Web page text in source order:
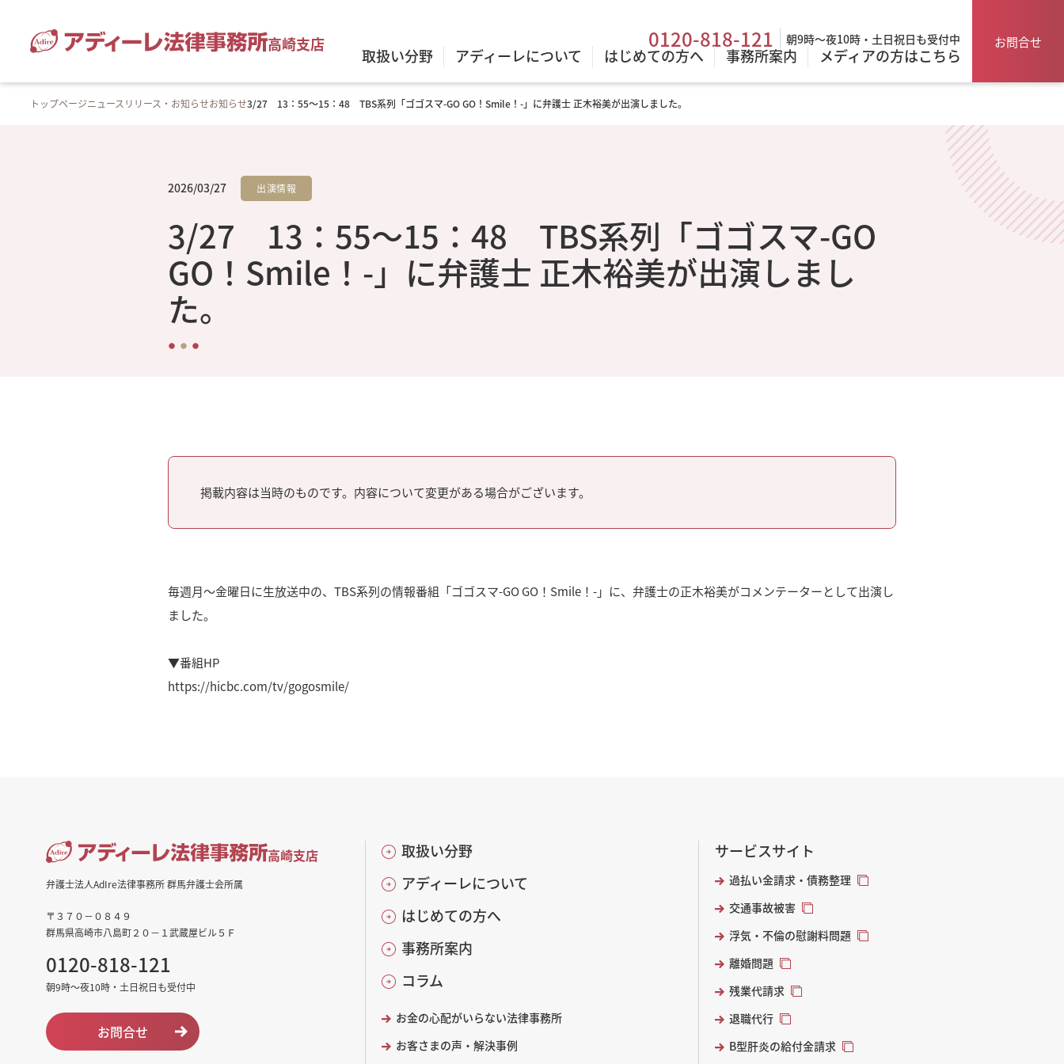
高崎支店 0120-818-121 朝9時～夜10時・土日祝日も受付中
取扱い分野 アディーレについて はじめての方へ 事務所案内 メディアの方はこちら
お問合せ
トップページニュースリリース・お知らせお知らせ3/27 13：55～15：48 TBS系列「ゴゴスマ-GO GO！Smile！-」に弁護士 正木裕美が出演しました。
2026/03/27 出演情報
3/27 13：55～15：48 TBS系列「ゴゴスマ-GO
GO！Smile！-」に弁護士 正木裕美が出演しまし
た。
掲載内容は当時のものです。内容について変更がある場合がございます。
毎週月～金曜日に生放送中の、TBS系列の情報番組「ゴゴスマ-GO GO！Smile！-」に、弁護士の正木裕美がコメンテーターとして出演し
ました。
▼番組HP
https://hicbc.com/tv/gogosmile/
高崎支店
弁護士法人AdIre法律事務所 群馬弁護士会所属
〒３７０－０８４９
群馬県高崎市八島町２０－１武蔵屋ビル５Ｆ
0120-818-121
朝9時～夜10時・土日祝日も受付中
お問合せ
取扱い分野
アディーレについて
はじめての方へ
事務所案内
コラム
お金の心配がいらない法律事務所
お客さまの声・解決事例
サービスサイト
過払い金請求・債務整理
交通事故被害
浮気・不倫の慰謝料問題
離婚問題
残業代請求
退職代行
B型肝炎の給付金請求